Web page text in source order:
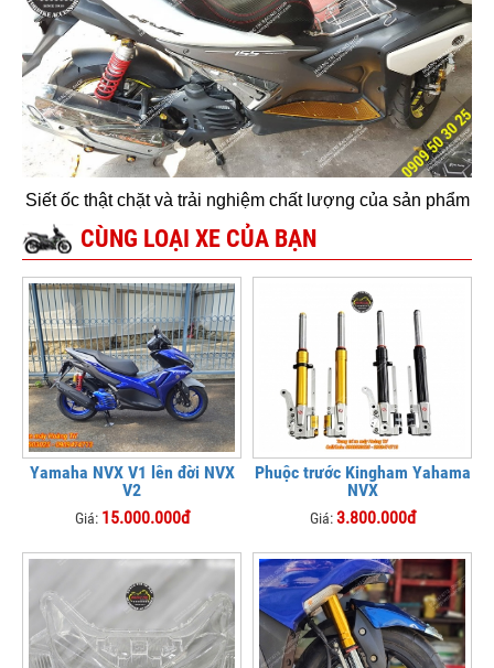
Siết ốc thật chặt và trải nghiệm chất lượng của sản phẩm
CÙNG LOẠI XE CỦA BẠN
Yamaha NVX V1 lên đời NVX
V2
Giá: 15.000.000đ
Phuộc trước Kingham Yahama
NVX
Giá:3.800.000đ